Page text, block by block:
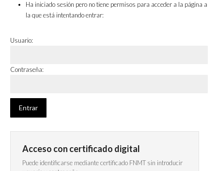
Ha iniciado sesión pero no tiene permisos para acceder a la página a
la que está intentando entrar:
Usuario:
Contraseña:
Acceso con certificado digital
Puede identificarse mediante certificado FNMT sin introducir